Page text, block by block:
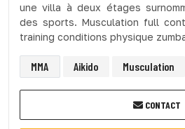
une villa à deux étages
des sports. Musculation full
training conditions physique
MMA Aikido Musculation
CONTACT